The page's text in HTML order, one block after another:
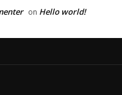
on Hello world!